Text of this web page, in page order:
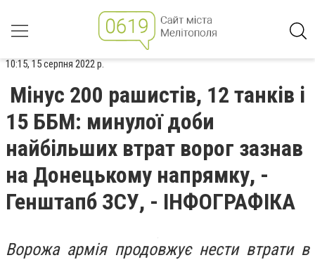
10:15, 15 серпня 2022 р.
Мінус 200 рашистів, 12 танків і
15 ББМ: минулої доби
найбільших втрат ворог зазнав
на Донецькому напрямку, -
Генштапб ЗСУ, - ІНФОГРАФІКА
Ворожа армія продовжує нести втрати в